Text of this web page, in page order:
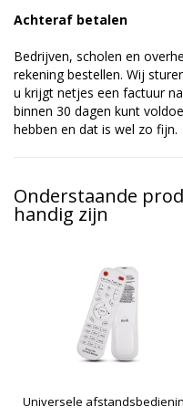
Achteraf betalen
Bedrijven, scholen en
rekening bestellen. Wij
u krijgt netjes een factuur
binnen 30 dagen kunt
hebben en dat is wel zo fijn.
Onderstaande
handig zijn
Universele